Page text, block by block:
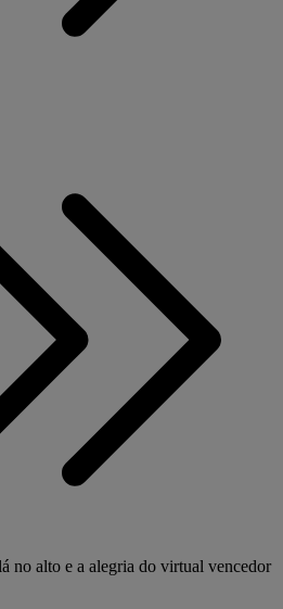
no alto e a alegria do virtual vencedor